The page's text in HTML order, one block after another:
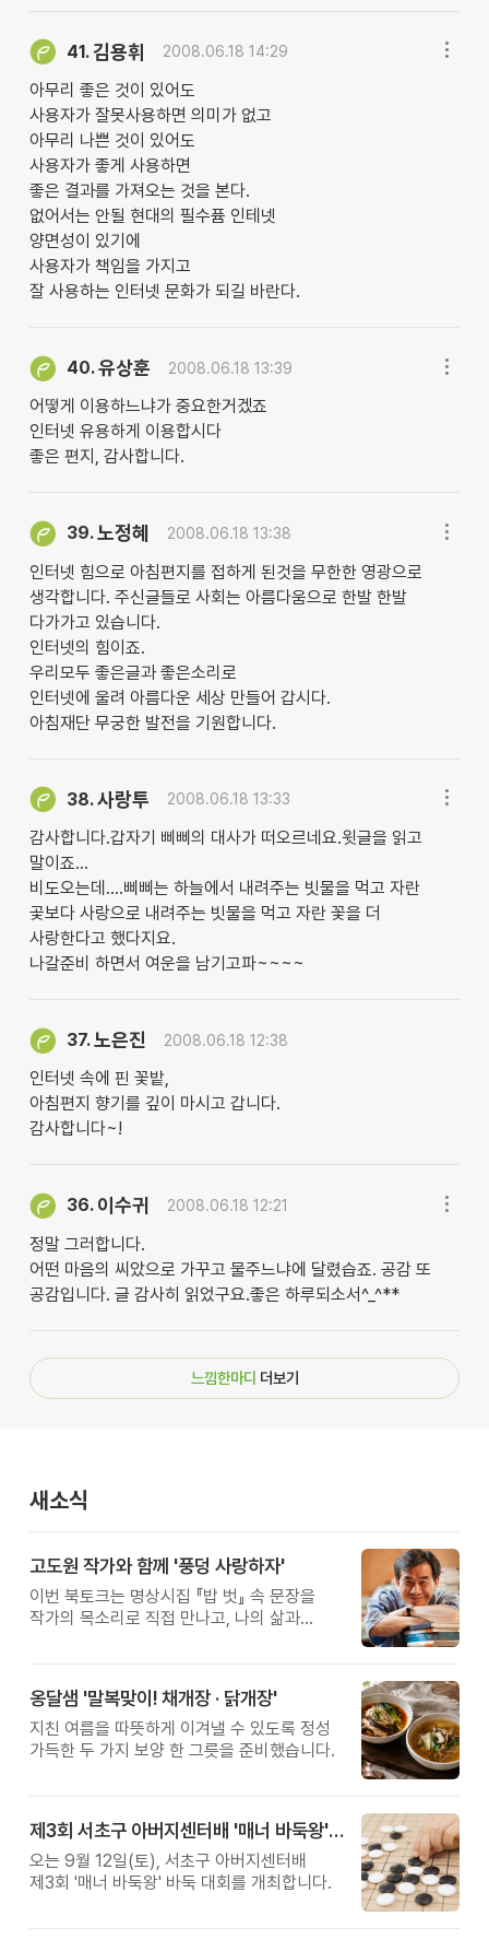
41.김용휘 2008.06.18 14:29
아무리 좋은 것이 있어도
사용자가 잘못사용하면 의미가 없고
아무리 나쁜 것이 있어도
사용자가 좋게 사용하면
좋은 결과를 가져오는 것을 본다.
없어서는 안될 현대의 필수퓸 인테넷
양면성이 있기에
사용자가 책임을 가지고
잘 사용하는 인터넷 문화가 되길 바란다.
40.유상훈 2008.06.18 13:39
어떻게 이용하느냐가 중요한거겠죠
인터넷 유용하게 이용합시다
좋은 편지, 감사합니다.
39.노정혜 2008.06.18 13:38
인터넷 힘으로 아침편지를 접하게 된것을 무한한 영광으로
생각합니다. 주신글들로 사회는 아름다움으로 한발 한발
다가가고 있습니다.
인터넷의 힘이죠.
우리모두 좋은글과 좋은소리로
인터넷에 울려 아름다운 세상 만들어 갑시다.
아침재단 무궁한 발전을 기원합니다.
38.사랑투 2008.06.18 13:33
감사합니다.갑자기 삐삐의 대사가 떠오르네요.윗글을 읽고
말이죠...
비도오는데....삐삐는 하늘에서 내려주는 빗물을 먹고 자란
곷보다 사랑으로 내려주는 빗물을 먹고 자란 꽃을 더
사랑한다고 했다지요.
나갈준비 하면서 여운을 남기고파~~~~
37.노은진 2008.06.18 12:38
인터넷 속에 핀 꽃밭,
아침편지 향기를 깊이 마시고 갑니다.
감사합니다~!
36. 이수귀 2008.06.18 12:21
정말 그러합니다.
어떤 마음의 씨았으로 가꾸고 물주느냐에 달렸습죠. 공감 또
공감입니다. 글 감사히 읽었구요.좋은 하루되소서^_^**
느낌한마디 더보기
새소식
고도원 작가와 함께 '풍덩 사랑하자'
이번 북토크는 명상시집 『밥 벗』 속 문장을
작가의 목소리로 직접 만나고, 나의 삶과
옹달샘 '말복맞이! 채개장 · 닭개장'
지친 여름을 따뜻하게 이겨낼 수 있도록 정성
가득한 두 가지 보양 한 그릇을 준비했습니다.
제3회 서초구 아버지센터배 '매너 바둑왕' 대회
오는 9월 12일(토), 서초구 아버지센터배
제3회 '매너 바둑왕' 바둑 대회를 개최합니다.